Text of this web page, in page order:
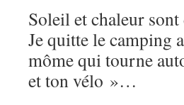
Soleil et chaleur
Je quitte le camping
môme qui tourne
et ton vélo »…